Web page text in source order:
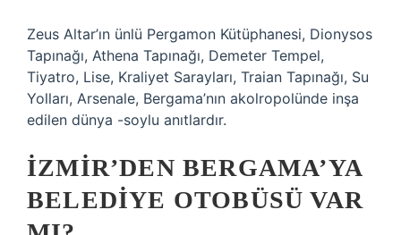
Zeus Altar’ın ünlü Pergamon Kütüphanesi, Dionysos
Tapınağı, Athena Tapınağı, Demeter Tempel,
Tiyatro, Lise, Kraliyet Sarayları, Traian Tapınağı, Su
Yolları, Arsenale, Bergama’nın akolropolünde inşa
edilen dünya -soylu anıtlardır.
İZMIR’DEN BERGAMA’YA
BELEDIYE OTOBÜSÜ VAR